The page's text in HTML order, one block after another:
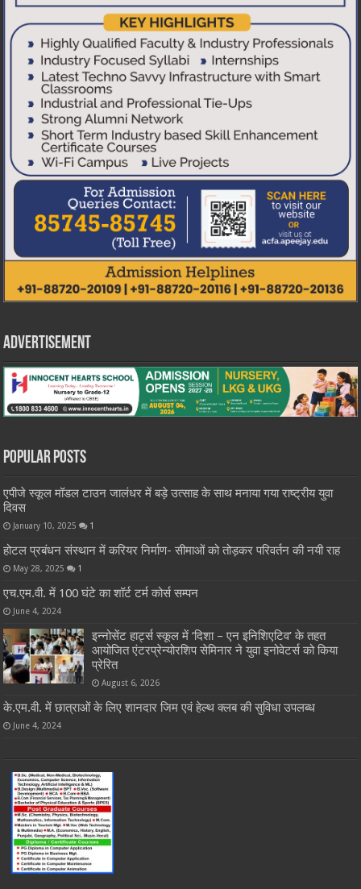
Advertisement
Popular Posts
एपीजे स्कूल मॉडल टाउन जालंधर में बड़े उत्साह के साथ मनाया गया राष्ट्रीय युवा
दिवस
January 10, 2025 1
होटल प्रबंधन संस्थान में करियर निर्माण- सीमाओं को तोड़कर परिवर्तन की नयी राह
May 28, 2025 1
एच.एम.वी. में 100 घंटे का शॉर्ट टर्म कोर्स सम्पन
June 4, 2024
इन्नोसेंट हार्ट्स स्कूल में ‘दिशा – एन इनिशिएटिव’ के तहत
आयोजित एंटरप्रेन्योरशिप सेमिनार ने युवा इनोवेटर्स को किया
प्रेरित
August 6, 2026
के.एम.वी. में छात्राओं के लिए शानदार जिम एवं हेल्थ क्लब की सुविधा उपलब्ध
June 4, 2024